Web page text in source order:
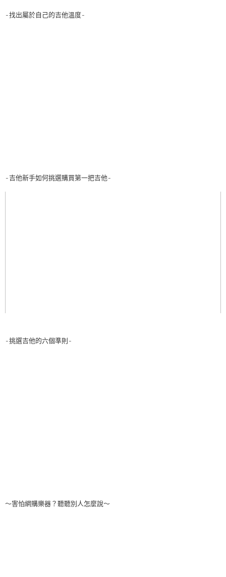
-找出屬於自己的吉他溫度-
-吉他新手如何挑選購買第一把吉他-
-挑選吉他的六個準則-
～害怕網購樂器？聽聽別人怎麼說～